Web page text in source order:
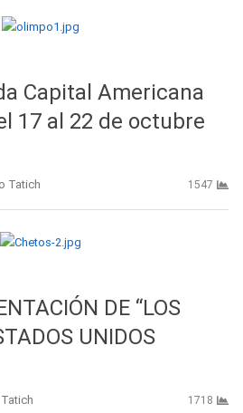
Capital Americana
17 al 22 de octubre
Tatich 1547
DE “LOS
UNIDOS
1718